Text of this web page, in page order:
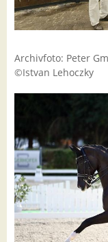
Archivfoto: Peter
©Istvan Lehoczky